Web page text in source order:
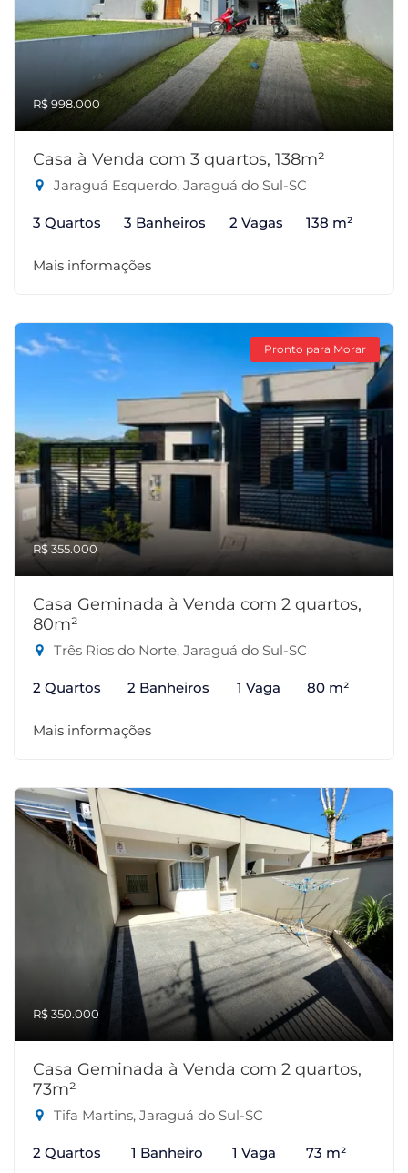
R$ 998.000
Casa à Venda com 3 quartos, 138m²
Jaraguá Esquerdo, Jaraguá do Sul-SC
3 Quartos 3 Banheiros 2 Vagas 138 m²
Mais informações
Pronto para Morar
R$ 355.000
Casa Geminada à Venda com 2 quartos,
80m²
Três Rios do Norte, Jaraguá do Sul-SC
2 Quartos 2 Banheiros 1 Vaga 80 m²
Mais informações
R$ 350.000
Casa Geminada à Venda com 2 quartos,
73m²
Tifa Martins, Jaraguá do Sul-SC
2 Quartos 1 Banheiro 1 Vaga 73 m²